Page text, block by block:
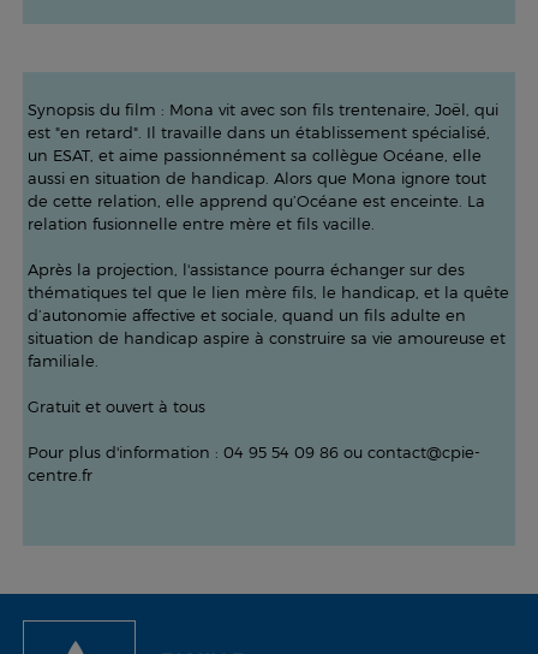
Synopsis du film : Mona vit avec son fils trentenaire, Joël, qui
est "en retard". Il travaille dans un établissement spécialisé,
un ESAT, et aime passionnément sa collègue Océane, elle
aussi en situation de handicap. Alors que Mona ignore tout
de cette relation, elle apprend qu’Océane est enceinte. La
relation fusionnelle entre mère et fils vacille.
Après la projection, l'assistance pourra échanger sur des
thématiques tel que le lien mère fils, le handicap, et la quête
d’autonomie affective et sociale, quand un fils adulte en
situation de handicap aspire à construire sa vie amoureuse et
familiale.
Gratuit et ouvert à tous
Pour plus d'information : 04 95 54 09 86 ou contact@cpie-
centre.fr